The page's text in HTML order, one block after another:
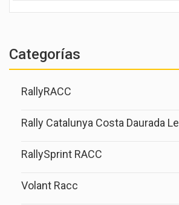
Categorías
RallyRACC
Rally Catalunya Costa Daurada
RallySprint RACC
Volant Racc